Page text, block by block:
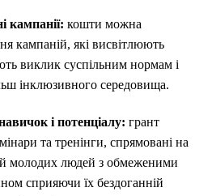
кампанії: кошти можна
кампаній, які висвітлюють
виклик суспільним нормам і
інклюзивного середовища.
і потенціалу: грант
та тренінги, спрямовані на
молодих людей з обмеженими
сприяючи їх бездоганній